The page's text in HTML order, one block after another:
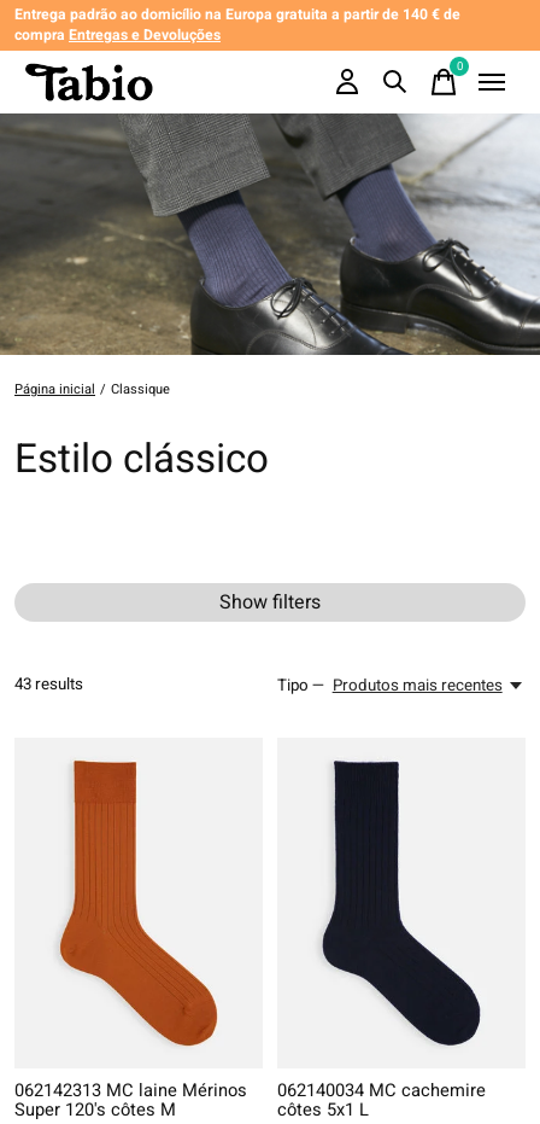
Entrega padrão ao domicílio na Europa gratuita a partir de 140 € de
compra Entregas e Devoluções
0items
Página inicial / Classique
Estilo clássico
Show filters
43 results Tipo — Produtos mais recentes
062142313 MC laine Mérinos
Super 120's côtes M
062140034 MC cachemire
côtes 5x1 L